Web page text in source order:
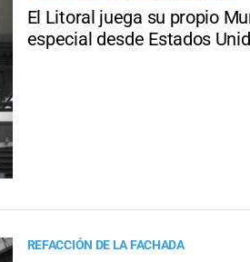
El Litoral juega su propio
especial desde Estados
REFACCIÓN DE LA FACHADA